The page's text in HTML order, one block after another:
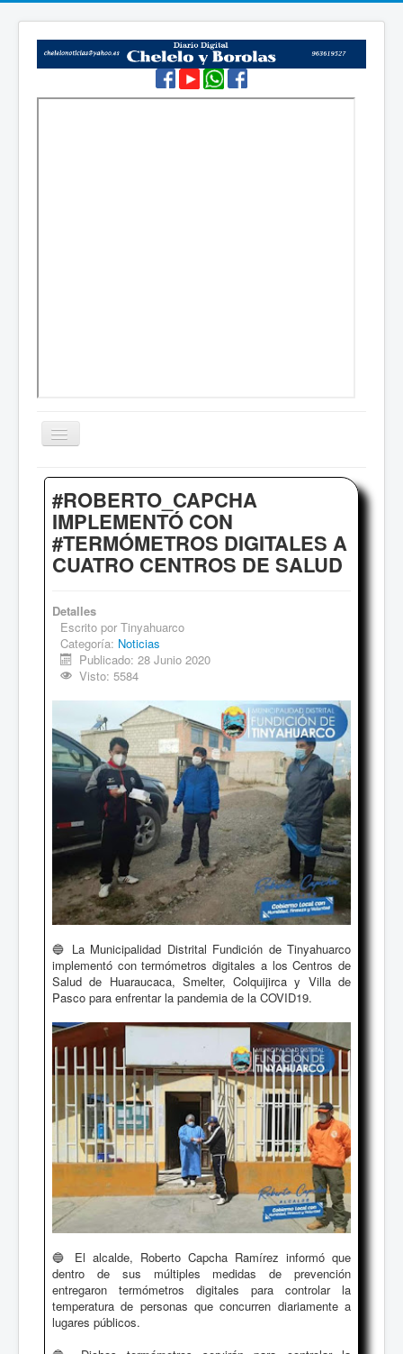
Cambiar
navegación
Inicio
Sociales
Institucional
Deportes
Archivo de Noticias
#ROBERTO_CAPCHA
IMPLEMENTÓ CON
#TERMÓMETROS DIGITALES A
CUATRO CENTROS DE SALUD
Detalles
Escrito por Tinyahuarco
Categoría: Noticias
Publicado: 28 Junio 2020
Visto: 5584
🔵 La Municipalidad Distrital Fundición de Tinyahuarco
implementó con termómetros digitales a los Centros de
Salud de Huaraucaca, Smelter, Colquijirca y Villa de
Pasco para enfrentar la pandemia de la COVID19.
🔵 El alcalde, Roberto Capcha Ramírez informó que
dentro de sus múltiples medidas de prevención
entregaron termómetros digitales para controlar la
temperatura de personas que concurren diariamente a
lugares públicos.